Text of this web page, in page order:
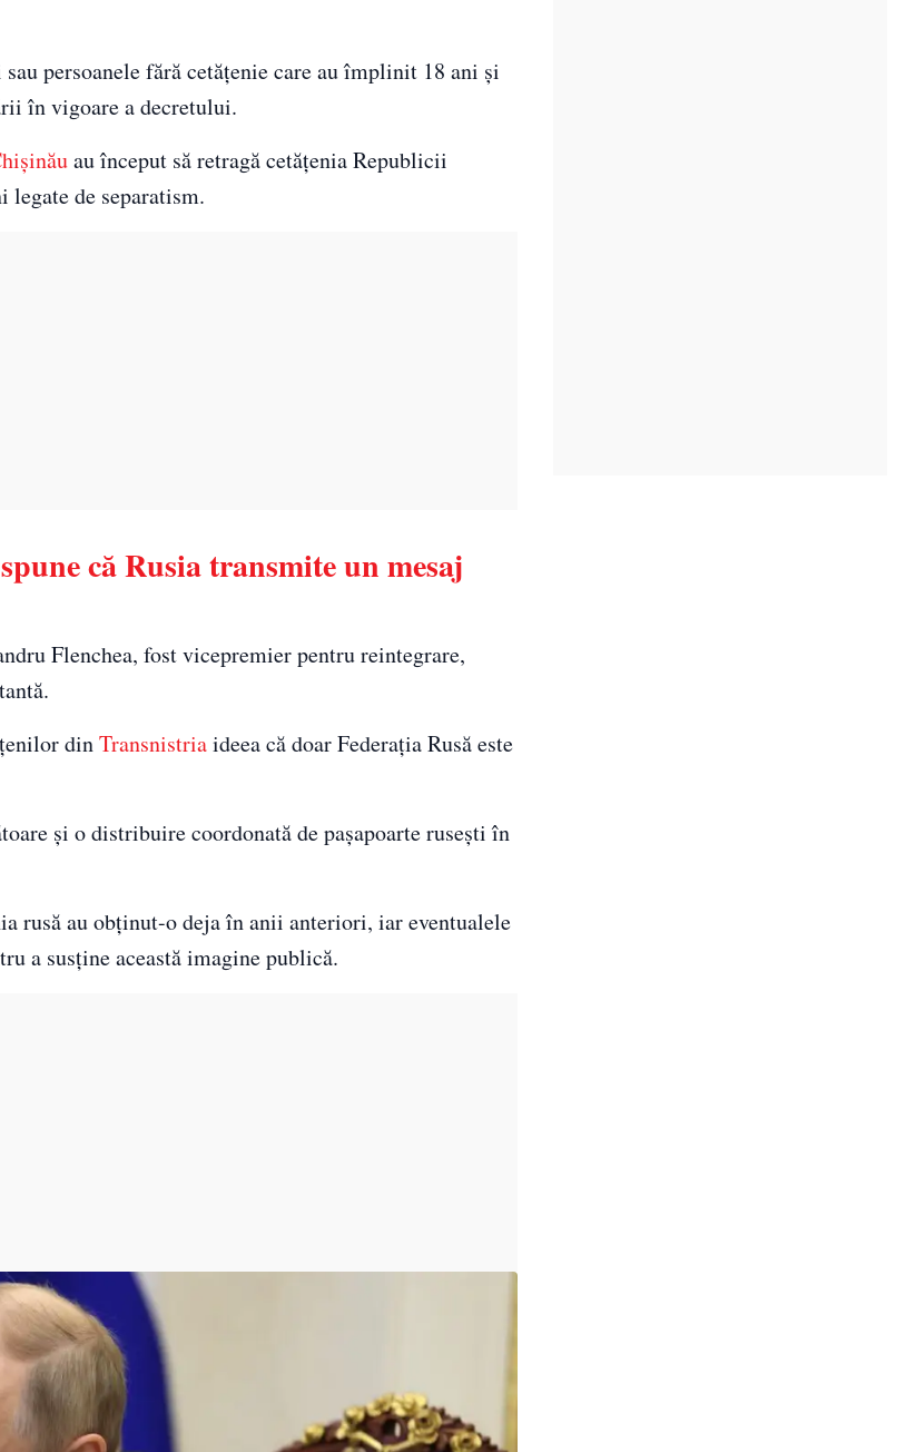
persoanele fără cetățenie care au împlinit 18 ani și
în vigoare a decretului.
au început să retragă cetățenia Republicii
de separatism.
că Rusia transmite un mesaj
Flenchea, fost vicepremier pentru reintegrare,
dinTransnistriaideea că doar Federația Rusă este
și o distribuire coordonată de pașapoarte rusești în
rusă au obținut-o deja în anii anteriori, iar eventualele
a susține această imagine publică.